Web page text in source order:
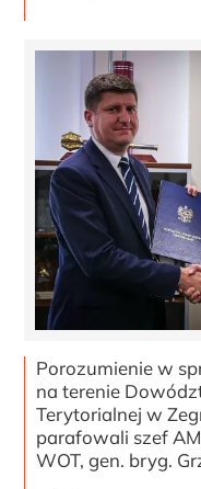
Porozumienie w
na terenie
Terytorialnej w
parafowali szef
WOT, gen. bryg.